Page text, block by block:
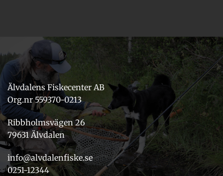
Älvdalens Fiskecenter AB
Org.nr 559370-0213
Ribbholmsvägen 26
79631 Älvdalen
info@alvdalenfiske.se
0251-12344